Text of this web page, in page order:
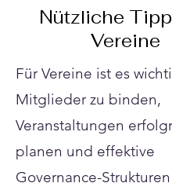
Nützliche
Vereine
Für Vereine ist es
Mitglieder zu binden,
Veranstaltungen
planen und effektive
Governance-Strukturen